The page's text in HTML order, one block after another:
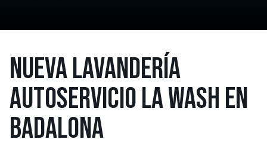
NUEVA LAVANDERÍA
AUTOSERVICIO LA WASH EN
BADALONA